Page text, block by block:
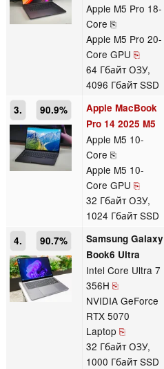
Apple M5 Pro 18-
Core ⎘
Apple M5 Pro 20-
Core GPU ⎘
64 Гбайт ОЗУ,
4096 Гбайт SSD
3. 90.9%
Apple MacBook
Pro 14 2025 M5
Apple M5 10-
Core ⎘
Apple M5 10-
Core GPU ⎘
32 Гбайт ОЗУ,
1024 Гбайт SSD
4. 90.7%
Samsung Galaxy
Book6 Ultra
Intel Core Ultra 7
356H ⎘
NVIDIA GeForce
RTX 5070
Laptop ⎘
32 Гбайт ОЗУ,
1000 Гбайт SSD